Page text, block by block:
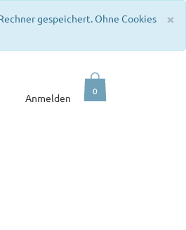
×
gespeichert. Ohne Cookies
Anmelden
0